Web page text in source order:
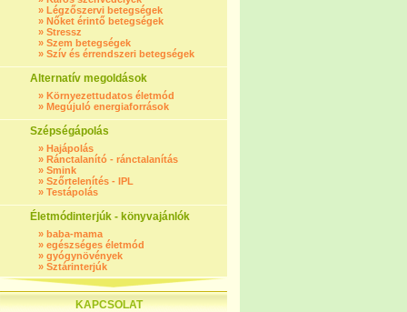
» Légzőszervi betegségek
» Nőket érintő betegségek
» Stressz
» Szem betegségek
» Szív és érrendszeri betegségek
Alternatív megoldások
» Környezettudatos életmód
» Megújuló energiaforrások
Szépségápolás
» Hajápolás
» Ránctalanító - ránctalanítás
» Smink
» Szőrtelenítés - IPL
» Testápolás
Életmódinterjúk - könyvajánlók
» baba-mama
» egészséges életmód
» gyógynövények
» Sztárinterjúk
KAPCSOLAT